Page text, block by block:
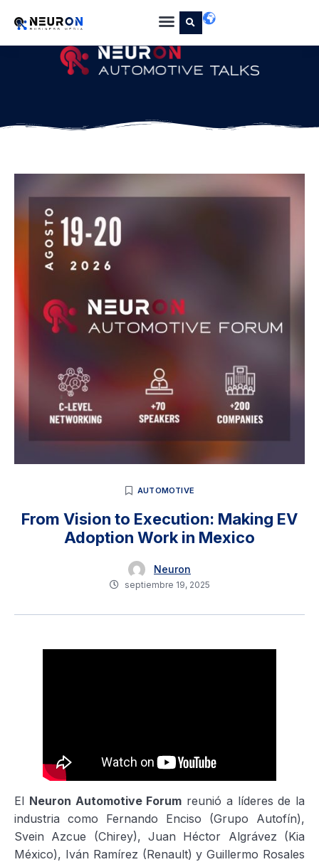
AUTOMOTIVE
From Vision to Execution: Making EV
Adoption Work in Mexico
Neuron
septiembre 19, 2025
El Neuron Automotive Forum reunió a líderes de la
industria como Fernando Enciso (Grupo Autofín),
Svein Azcue (Chirey), Juan Héctor Algrávez (Kia
México), Iván Ramírez (Renault) y Guillermo Rosales